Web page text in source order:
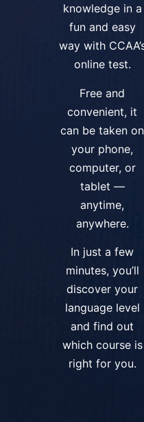
knowledge in a
fun and easy
way with
online test.
Free and
convenient, it
can be taken on
your phone,
computer, or
tablet —
anytime,
anywhere.
In just a few
minutes, you’ll
discover your
language level
and find out
which course is
right for you.